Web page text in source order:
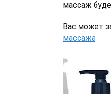
массаж
Вас может
массажа